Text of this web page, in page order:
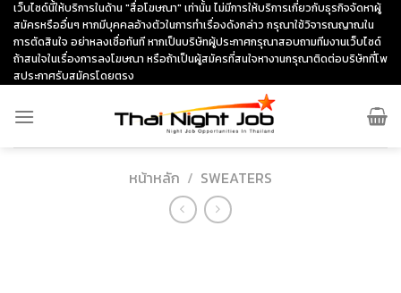
Skip
content
เว็บไซด์นี้ให้บริการในด้าน "สื่อโฆษณา" เท่านั้น ไม่มีการให้บริการเกี่ยวกับธุรกิจจัดหาผู้
สมัครหรืออื่นๆ หากมีบุคคลอ้างตัวในการทำเรื่องดังกล่าว กรุณาใช้วิจารณญาณใน
การตัดสินใจ อย่าหลงเชื่อทันที หากเป็นบริษัทผู้ประกาศกรุณาสอบถามทีมงานเว็บไซด์
ถ้าสนใจในเรื่องการลงโฆษณา หรือถ้าเป็นผู้สมัครที่สนใจหางานกรุณาติดต่อบริษัทที่โพ
สประกาศรับสมัครโดยตรง
หน้าหลัก / SWEATERS